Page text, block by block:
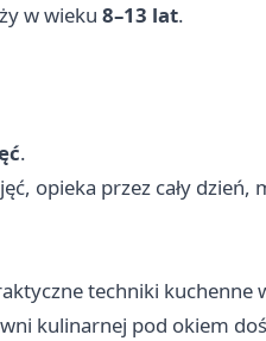
w wieku 8–13 lat.
.
opieka przez cały dzień,
techniki kuchenne
kulinarnej pod okiem